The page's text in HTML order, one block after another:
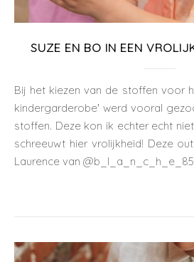
SUZE EN BO IN EEN
Bij het kiezen van de stoffen voor het boek 'De complete
kindergarderobe' werd vooral
stoffen. Deze kon ik echter echt
schreeuwt hier vrolijkheid! Deze
Laurence van